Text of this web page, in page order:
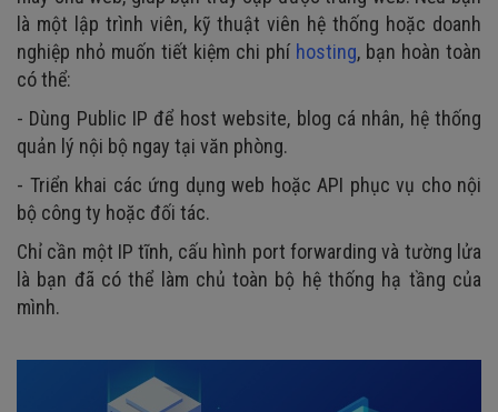
là một lập trình viên, kỹ thuật viên hệ thống hoặc doanh
nghiệp nhỏ muốn tiết kiệm chi phí hosting, bạn hoàn toàn
có thể:
- Dùng Public IP để host website, blog cá nhân, hệ thống
quản lý nội bộ ngay tại văn phòng.
- Triển khai các ứng dụng web hoặc API phục vụ cho nội
bộ công ty hoặc đối tác.
Chỉ cần một IP tĩnh, cấu hình port forwarding và tường lửa
là bạn đã có thể làm chủ toàn bộ hệ thống hạ tầng của
mình.